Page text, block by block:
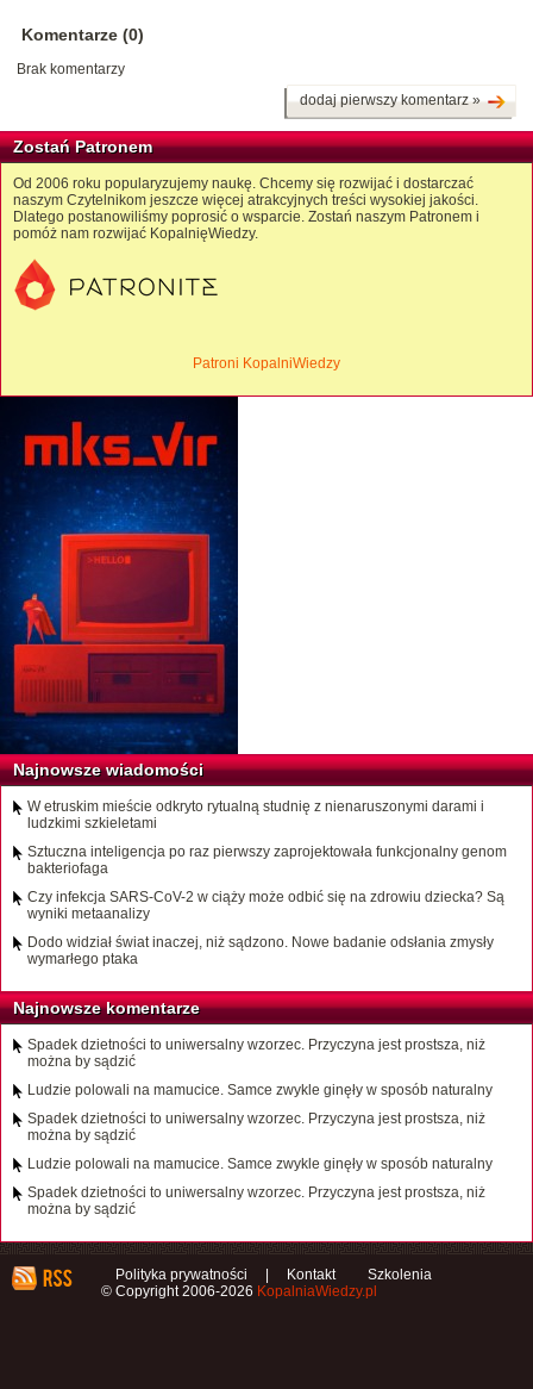
Komentarze (0)
Brak komentarzy
dodaj pierwszy komentarz »
Zostań Patronem
Od 2006 roku popularyzujemy naukę. Chcemy się rozwijać i dostarczać
naszym Czytelnikom jeszcze więcej atrakcyjnych treści wysokiej jakości.
Dlatego postanowiliśmy poprosić o wsparcie. Zostań naszym Patronem i
pomóż nam rozwijać KopalnięWiedzy.
Patroni KopalniWiedzy
Najnowsze wiadomości
W etruskim mieście odkryto rytualną studnię z nienaruszonymi darami i
ludzkimi szkieletami
Sztuczna inteligencja po raz pierwszy zaprojektowała funkcjonalny genom
bakteriofaga
Czy infekcja SARS-CoV-2 w ciąży może odbić się na zdrowiu dziecka? Są
wyniki metaanalizy
Dodo widział świat inaczej, niż sądzono. Nowe badanie odsłania zmysły
wymarłego ptaka
Najnowsze komentarze
Spadek dzietności to uniwersalny wzorzec. Przyczyna jest prostsza, niż
można by sądzić
Ludzie polowali na mamucice. Samce zwykle ginęły w sposób naturalny
Spadek dzietności to uniwersalny wzorzec. Przyczyna jest prostsza, niż
można by sądzić
Ludzie polowali na mamucice. Samce zwykle ginęły w sposób naturalny
Spadek dzietności to uniwersalny wzorzec. Przyczyna jest prostsza, niż
można by sądzić
Polityka prywatności Kontakt
Szkolenia
© Copyright 2006-2026 KopalniaWiedzy.pl